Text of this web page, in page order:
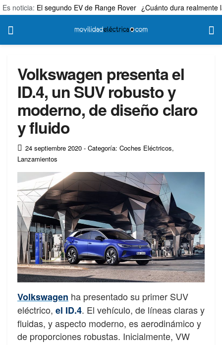
Es noticia: El segundo EV de Range Rover ¿Cuánto dura realmente
Volkswagen presenta el
ID.4, un SUV robusto y
moderno, de diseño claro
y fluido
24 septiembre 2020 - Categoría: Coches Eléctricos,
Lanzamientos
Volkswagen ha presentado su primer SUV
eléctrico, el ID.4. El vehículo, de líneas claras y
fluidas, y aspecto moderno, es aerodinámico y
de proporciones robustas. Inicialmente, VW